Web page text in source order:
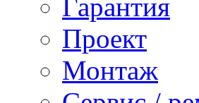
Гарантия
Проект
Монтаж